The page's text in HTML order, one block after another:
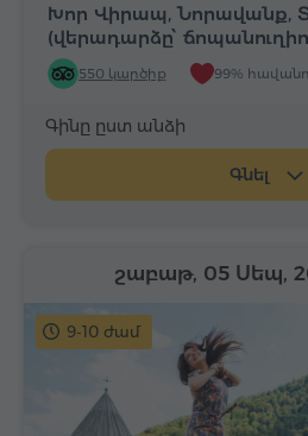
Խոր Վիրապ, Նորավանք,
(վերադարձը՝
550 կարծիք 99%
Գինը ըստ անձի
Գնել
9-10 ժամ
շաբաթ, 05 Սեպ,